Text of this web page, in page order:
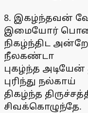
8. இகழ்ந்தவன்
இமையோர்
நிகழ்ந்திட
நீலகண்டா
புகழ்ந்த
புரிந்து நல்காய்
திகழ்ந்த
சிவக்கொழுந்தே.